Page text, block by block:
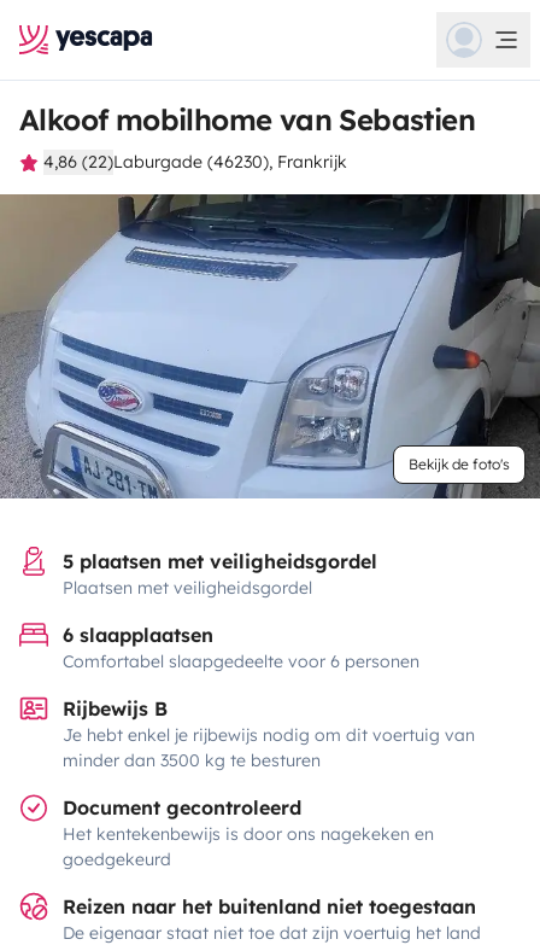
Alkoof mobilhome van Sebastien
4,86 (22)Laburgade (46230), Frankrijk
Bekijk de foto's
5 plaatsen met veiligheidsgordel
Plaatsen met veiligheidsgordel
6 slaapplaatsen
Comfortabel slaapgedeelte voor 6 personen
Rijbewijs B
Je hebt enkel je rijbewijs nodig om dit voertuig van
minder dan 3500 kg te besturen
Document gecontroleerd
Het kentekenbewijs is door ons nagekeken en
goedgekeurd
Reizen naar het buitenland niet toegestaan
De eigenaar staat niet toe dat zijn voertuig het land